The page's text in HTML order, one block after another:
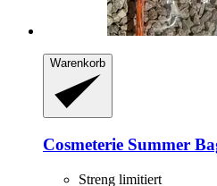
Warenkorb
Cosmeterie Summer
Streng limitiert